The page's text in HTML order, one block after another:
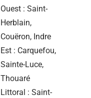
Ouest : Saint-
Herblain,
Couëron, Indre
Est : Carquefou,
Sainte-Luce,
Thouaré
Littoral : Saint-